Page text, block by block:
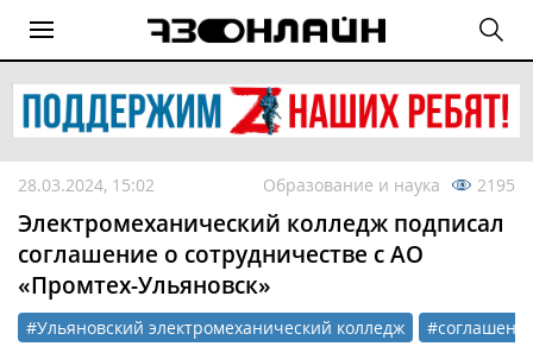
28.03.2024, 15:02 Образование и наука 2195
Электромеханический колледж подписал
соглашение о сотрудничестве с АО
«Промтех-Ульяновск»
#Ульяновский электромеханический колледж